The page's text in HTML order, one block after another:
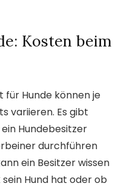
Kosten beim
für Hunde können je
variieren. Es gibt
Hundebesitzer
durchführen
ein Besitzer wissen
Hund hat oder ob